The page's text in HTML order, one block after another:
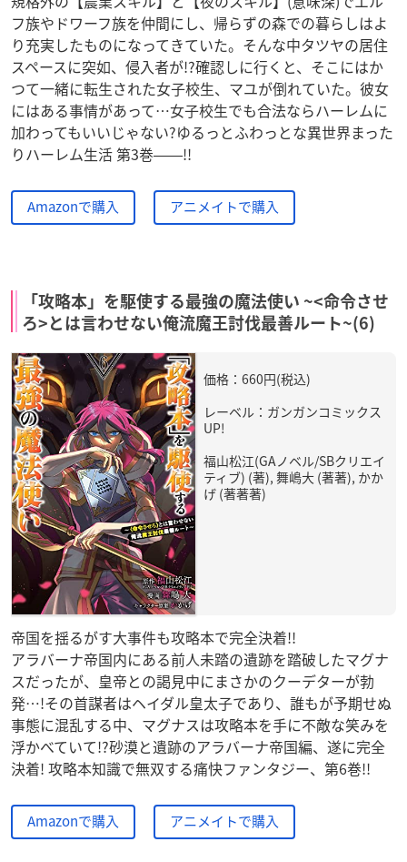
フ族やドワーフ族を仲間にし、帰らずの森での暮らしはよ
り充実したものになってきていた。そんな中タツヤの居住
スペースに突如、侵入者が!?確認しに行くと、そこにはか
つて一緒に転生された女子校生、マユが倒れていた。彼女
にはある事情があって…女子校生でも合法ならハーレムに
加わってもいいじゃない?ゆるっとふわっとな異世界まった
りハーレム生活 第3巻――!!
Amazonで購入 アニメイトで購入
「攻略本」を駆使する最強の魔法使い ~<命令させ
ろ>とは言わせない俺流魔王討伐最善ルート~(6)
価格：660円(税込)
レーベル：ガンガンコミックス
UP!
福山松江(GAノベル/SBクリエイ
ティブ) (著), 舞嶋大 (著著), かか
げ (著著著)
帝国を揺るがす大事件も攻略本で完全決着!!
アラバーナ帝国内にある前人未踏の遺跡を踏破したマグナ
スだったが、皇帝との謁見中にまさかのクーデターが勃
発…!その首謀者はヘイダル皇太子であり、誰もが予期せぬ
事態に混乱する中、マグナスは攻略本を手に不敵な笑みを
浮かべていて!?砂漠と遺跡のアラバーナ帝国編、遂に完全
決着! 攻略本知識で無双する痛快ファンタジー、第6巻!!
Amazonで購入 アニメイトで購入